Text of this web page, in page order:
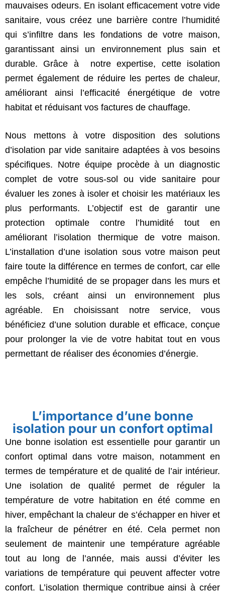
mauvaises odeurs. En isolant efficacement votre vide
sanitaire, vous créez une barrière contre l’humidité
qui s’infiltre dans les fondations de votre maison,
garantissant ainsi un environnement plus sain et
durable. Grâce à notre expertise, cette isolation
permet également de réduire les pertes de chaleur,
améliorant ainsi l’efficacité énergétique de votre
habitat et réduisant vos factures de chauffage.
Nous mettons à votre disposition des solutions
d’isolation par vide sanitaire adaptées à vos besoins
spécifiques. Notre équipe procède à un diagnostic
complet de votre sous-sol ou vide sanitaire pour
évaluer les zones à isoler et choisir les matériaux les
plus performants. L’objectif est de garantir une
protection optimale contre l’humidité tout en
améliorant l’isolation thermique de votre maison.
L’installation d’une isolation sous votre maison peut
faire toute la différence en termes de confort, car elle
empêche l’humidité de se propager dans les murs et
les sols, créant ainsi un environnement plus
agréable. En choisissant notre service, vous
bénéficiez d’une solution durable et efficace, conçue
pour prolonger la vie de votre habitat tout en vous
permettant de réaliser des économies d’énergie.
L’importance d’une bonne
isolation pour un confort optimal
Une bonne isolation est essentielle pour garantir un
confort optimal dans votre maison, notamment en
termes de température et de qualité de l’air intérieur.
Une isolation de qualité permet de réguler la
température de votre habitation en été comme en
hiver, empêchant la chaleur de s’échapper en hiver et
la fraîcheur de pénétrer en été. Cela permet non
seulement de maintenir une température agréable
tout au long de l’année, mais aussi d’éviter les
variations de température qui peuvent affecter votre
confort. L’isolation thermique contribue ainsi à créer